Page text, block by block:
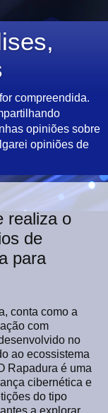
compreendida.
opiniões sobre
opiniões de
realiza o
de
para
conta como a
com
no
ao ecossistema
Rapadura é uma
cibernética e
do tipo
a explorar